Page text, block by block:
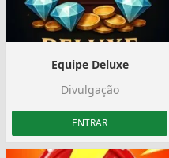
Equipe Deluxe
Divulgação
ENTRAR